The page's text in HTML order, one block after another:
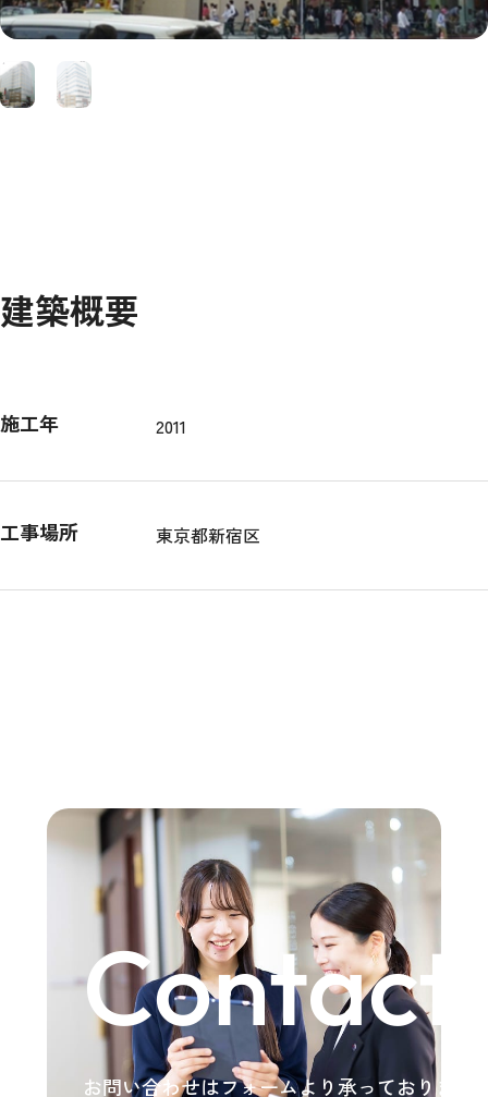
建築概要
施工年 2011
工事場所 東京都新宿区
Contact
お問い合わせはフォームより承っております